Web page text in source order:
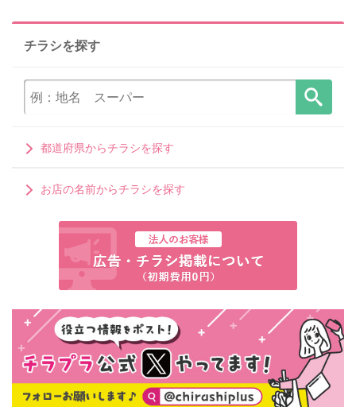
チラシを探す
都道府県からチラシを探す
お店の名前からチラシを探す